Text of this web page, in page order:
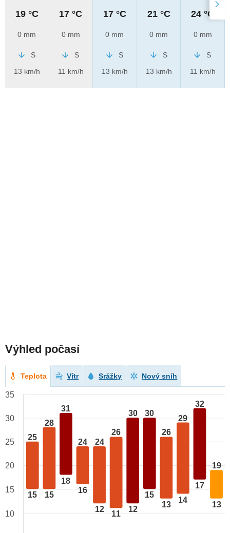
19 °C
0 mm
S
13 km/h
17 °C
0 mm
S
11 km/h
17 °C
0 mm
S
13 km/h
21 °C
0 mm
S
13 km/h
24 °C
0 mm
S
11 km/h
Výhled počasí
Teplota Vítr Srážky Nový sníh
25
15
28
15
31
18
24
16
24
12
26
11
30
12
30
15
26
13
29
14
32
17
19
13
35
30
25
20
15
10